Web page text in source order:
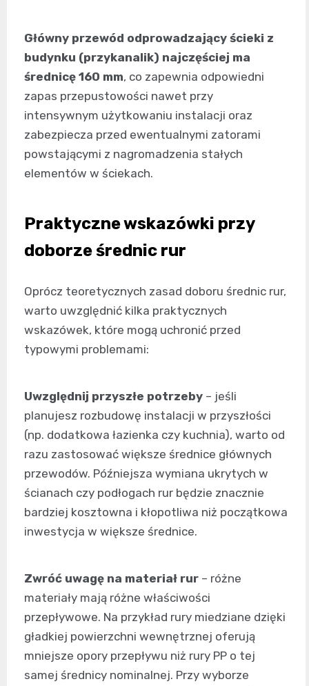
Główny przewód odprowadzający ścieki z
budynku (przykanalik) najczęściej ma
średnicę 160 mm, co zapewnia odpowiedni
zapas przepustowości nawet przy
intensywnym użytkowaniu instalacji oraz
zabezpiecza przed ewentualnymi zatorami
powstającymi z nagromadzenia stałych
elementów w ściekach.
Praktyczne wskazówki przy
doborze średnic rur
Oprócz teoretycznych zasad doboru średnic rur,
warto uwzględnić kilka praktycznych
wskazówek, które mogą uchronić przed
typowymi problemami:
Uwzględnij przyszłe potrzeby – jeśli
planujesz rozbudowę instalacji w przyszłości
(np. dodatkowa łazienka czy kuchnia), warto od
razu zastosować większe średnice głównych
przewodów. Późniejsza wymiana ukrytych w
ścianach czy podłogach rur będzie znacznie
bardziej kosztowna i kłopotliwa niż początkowa
inwestycja w większe średnice.
Zwróć uwagę na materiał rur – różne
materiały mają różne właściwości
przepływowe. Na przykład rury miedziane dzięki
gładkiej powierzchni wewnętrznej oferują
mniejsze opory przepływu niż rury PP o tej
samej średnicy nominalnej. Przy wyborze